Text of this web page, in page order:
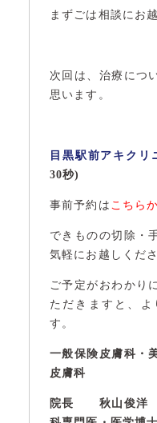
まずごは相談にお
次回は、治療につ
思います。
目黒駅前アキクリ
30秒)
事前予約は こちら
できものの切除・
気軽にお越しくだ
ご予定がおわかり
ただきますと、よ
す。
一般保険皮膚科・
皮膚科
院長 秋山俊